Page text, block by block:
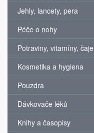
Jehly, lancety, pera
Péče o nohy
Potraviny, vitamíny, čaje
Kosmetika a hygiena
Pouzdra
Dávkovače léků
Knihy a časopisy